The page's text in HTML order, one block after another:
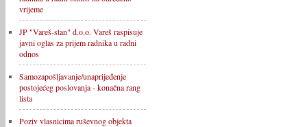
vrijeme
JP "Vareš-stan" d.o.o. Vareš raspisuje
javni oglas za prijem radnika u radni
odnos
Samozapošljavanje/unaprijeđenje
postojećeg poslovanja - konačna rang
lista
Poziv vlasnicima ruševnog objekta